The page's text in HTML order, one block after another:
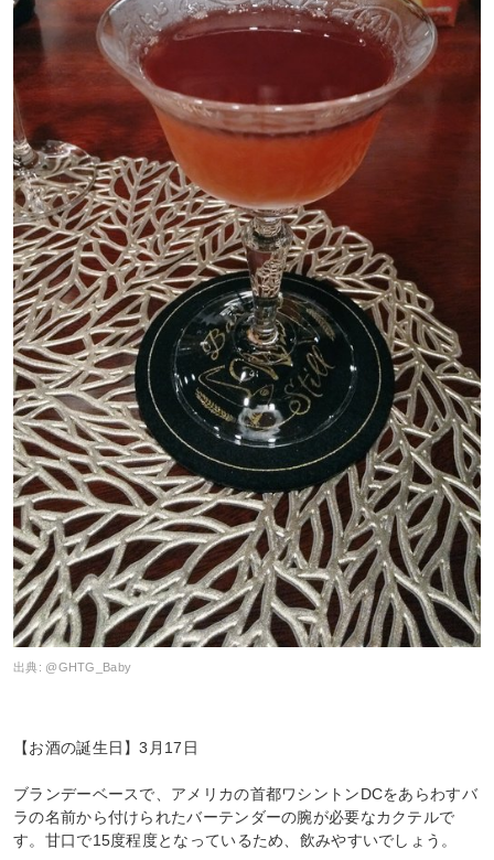
出典: @GHTG_Baby
【お酒の誕生日】3月17日
ブランデーベースで、アメリカの首都ワシントンDCをあらわすバ
ラの名前から付けられたバーテンダーの腕が必要なカクテルで
す。甘口で15度程度となっているため、飲みやすいでしょう。